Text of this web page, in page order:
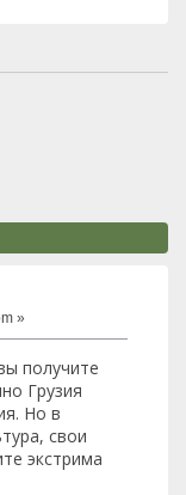
»
получите
Грузия
Но в
свои
экстрима